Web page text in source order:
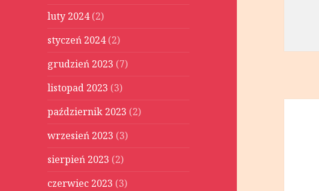
luty 2024(2)
styczeń 2024(2)
grudzień 2023 (7)
listopad 2023 (3)
październik 2023 (2)
wrzesień 2023 (3)
sierpień 2023 (2)
czerwiec 2023 (3)